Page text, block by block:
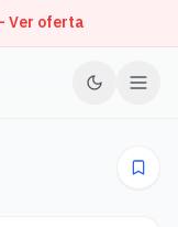
Ver oferta